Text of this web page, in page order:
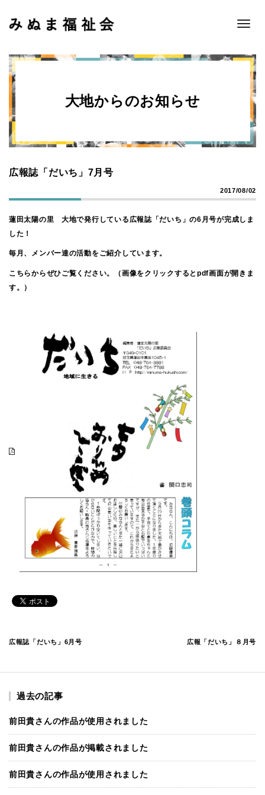
Toggle
大地からのお知らせ
広報誌「だいち」7月号
2017/08/02
蓮田太陽の里 大地で発行している広報誌「だいち」の6月号が完成しま
した！
毎月、メンバー達の活動をご紹介しています。
こちらからぜひご覧ください。（画像をクリックするとpdf画面が開きま
す。）
広報誌「だいち」6月号 広報「だいち」８月号
過去の記事
前田貴さんの作品が使用されました
前田貴さんの作品が掲載されました
前田貴さんの作品が使用されました